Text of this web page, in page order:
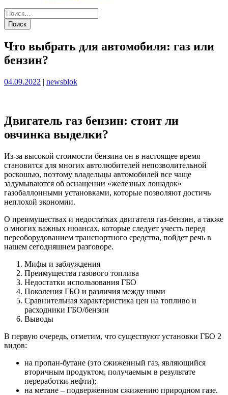
Что выбрать для автомобиля: газ или
бензин?
Опубликовано
04.09.2022 | Опубликовано
newsblok
Двигатель газ бензин: стоит ли
овчинка выделки?
Из-за высокой стоимости бензина он в настоящее время
становится для многих автолюбителей непозволительной
роскошью, поэтому владельцы автомобилей все чаще
задумываются об оснащении «железных лошадок»
газобаллонными установками, которые позволяют достичь
неплохой экономии.
О преимуществах и недостатках двигателя газ-бензин, а также
о многих важных нюансах, которые следует учесть перед
переоборудованием транспортного средства, пойдет речь в
нашем сегодняшнем разговоре.
Мифы и заблуждения
Преимущества газового топлива
Недостатки использования ГБО
Поколения ГБО и различия между ними
Сравнительная характеристика цен на топливо и
расходники ГБО/бензин
Выводы
В первую очередь, отметим, что существуют установки ГБО 2
видов:
на пропан-бутане (это сжиженный газ, являющийся
вторичным продуктом, получаемым в результате
переработки нефти);
на метане – подверженном сжижению природном газе.